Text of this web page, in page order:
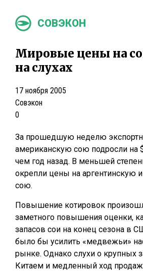
СОВЭКОН
Мировые цены на
на слухах
17 ноября 2005
Совэкон
0
За прошедшую неделю
американскую сою подросли на
чем год назад. В меньшей
окрепли цены на аргентинскую
сою.
Повышение котировок
заметного повышения оценки,
запасов сои на конец сезона в
было бы усилить «медвежьи»
рынке. Однако слухи о крупных
Китаем и медленный ход